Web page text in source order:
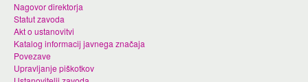
Nagovor direktorja
Statut zavoda
Akt o ustanovitvi
Katalog informacij javnega značaja
Povezave
Upravljanje piškotkov